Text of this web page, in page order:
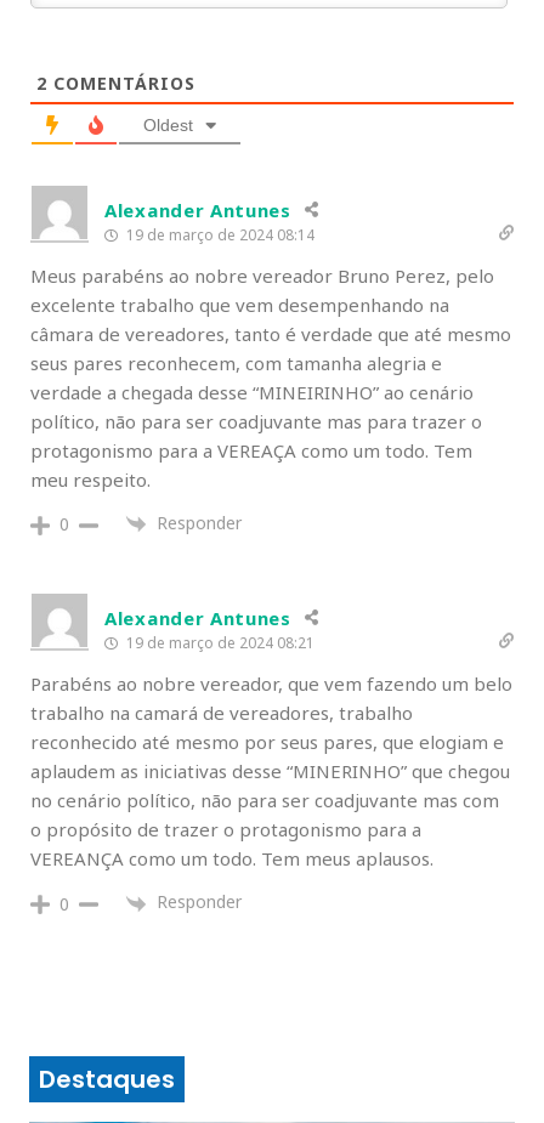
2 COMENTÁRIOS
Oldest
Alexander Antunes
19 de março de 2024 08:14
Meus parabéns ao nobre vereador Bruno Perez, pelo
excelente trabalho que vem desempenhando na
câmara de vereadores, tanto é verdade que até mesmo
seus pares reconhecem, com tamanha alegria e
verdade a chegada desse “MINEIRINHO” ao cenário
político, não para ser coadjuvante mas para trazer o
protagonismo para a VEREAÇA como um todo. Tem
meu respeito.
0 Responder
Alexander Antunes
19 de março de 2024 08:21
Parabéns ao nobre vereador, que vem fazendo um belo
trabalho na camará de vereadores, trabalho
reconhecido até mesmo por seus pares, que elogiam e
aplaudem as iniciativas desse “MINERINHO” que chegou
no cenário político, não para ser coadjuvante mas com
o propósito de trazer o protagonismo para a
VEREANÇA como um todo. Tem meus aplausos.
0 Responder
Destaques